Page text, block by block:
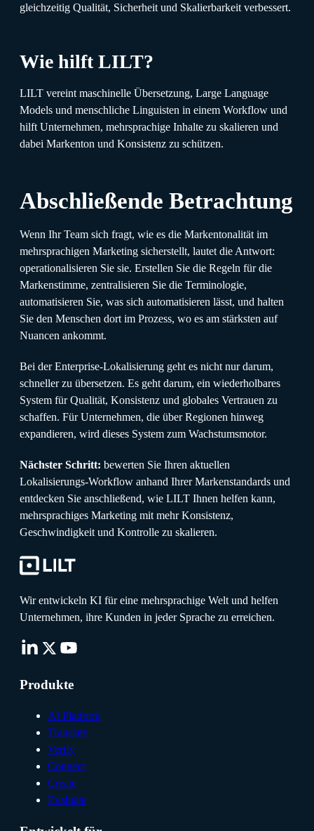
gleichzeitig Qualität, Sicherheit und Skalierbarkeit verbessert.
Wie hilft LILT?
LILT vereint maschinelle Übersetzung, Large Language
Models und menschliche Linguisten in einem Workflow und
hilft Unternehmen, mehrsprachige Inhalte zu skalieren und
dabei Markenton und Konsistenz zu schützen.
Abschließende Betrachtung
Wenn Ihr Team sich fragt, wie es die Markentonalität im
mehrsprachigen Marketing sicherstellt, lautet die Antwort:
operationalisieren Sie sie. Erstellen Sie die Regeln für die
Markenstimme, zentralisieren Sie die Terminologie,
automatisieren Sie, was sich automatisieren lässt, und halten
Sie den Menschen dort im Prozess, wo es am stärksten auf
Nuancen ankommt.
Bei der Enterprise-Lokalisierung geht es nicht nur darum,
schneller zu übersetzen. Es geht darum, ein wiederholbares
System für Qualität, Konsistenz und globales Vertrauen zu
schaffen. Für Unternehmen, die über Regionen hinweg
expandieren, wird dieses System zum Wachstumsmotor.
Nächster Schritt: bewerten Sie Ihren aktuellen
Lokalisierungs-Workflow anhand Ihrer Markenstandards und
entdecken Sie anschließend, wie LILT Ihnen helfen kann,
mehrsprachiges Marketing mit mehr Konsistenz,
Geschwindigkeit und Kontrolle zu skalieren.
Wir entwickeln KI für eine mehrsprachige Welt und helfen
Unternehmen, ihre Kunden in jeder Sprache zu erreichen.
Produkte
AI Platform
Translate
Verify
Connect
Create
Evaluate